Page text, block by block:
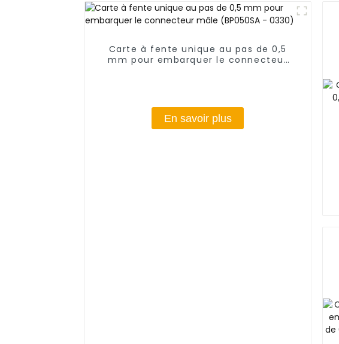
Carte à fente unique au pas de 0,5
mm pour embarquer le connecteur
En savoir plus